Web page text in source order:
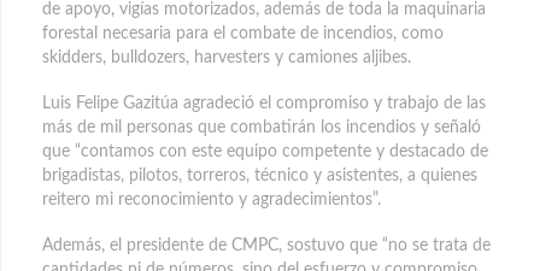
de apoyo, vigías motorizados, además de toda la maquinaria
forestal necesaria para el combate de incendios, como
skidders, bulldozers, harvesters y camiones aljibes.
Luis Felipe Gazitúa agradeció el compromiso y trabajo de las
más de mil personas que combatirán los incendios y señaló
que “contamos con este equipo competente y destacado de
brigadistas, pilotos, torreros, técnico y asistentes, a quienes
reitero mi reconocimiento y agradecimientos”.
Además, el presidente de CMPC, sostuvo que “no se trata de